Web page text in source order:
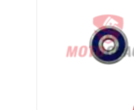
AÑADIR AL CARRITO